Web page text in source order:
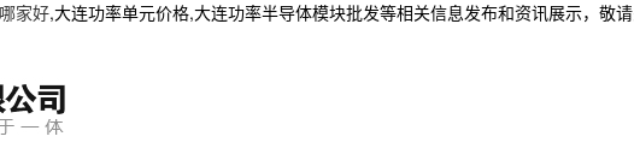
家好,大连功率单元价格,大连功率半导体模块批发等相关信息发布和资讯展示，敬